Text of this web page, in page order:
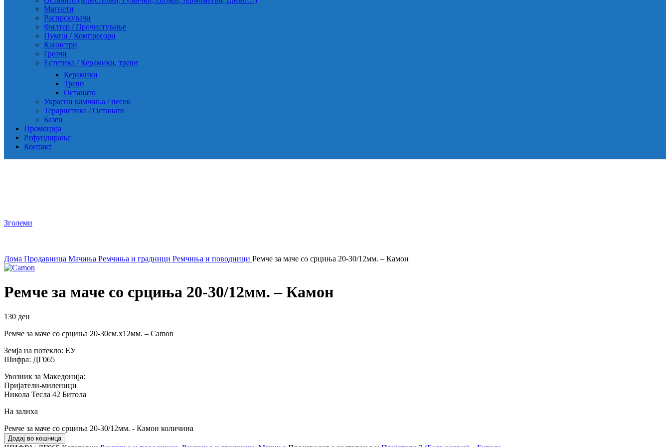
Магнети
Распрскувачи
Филтер / Прочистување
Пумпи / Компресори
Канистри
Греачи
Естетика / Керамики, треви
Керамики
Треви
Останато
Украсни камчиња / песок
Тераристика / Останато
Базен
Промоција
Рефундирање
Контакт
Зголеми
Дома Продавница Мачиња Ремчиња и градници Ремчиња и поводници Ремче за маче со срциња 20-30/12мм. – Камон
Ремче за маче со срциња 20-30/12мм. – Камон
130 ден
Ремче за маче со срциња 20-30см.х12мм. – Camon
Земја на потекло: ЕУ
Шифра: ДГ065
Увозник за Македонија:
Пријатели-миленици
Никола Тесла 42 Битола
На залиха
Ремче за маче со срциња 20-30/12мм. - Камон количина
Додај во кошница